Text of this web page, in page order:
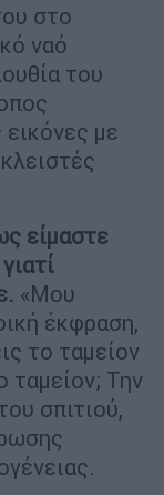
στο
ναό
του
με
είμαστε
«Μου
έκφραση,
το ταμείον
ταμείον; Την
σπιτιού,